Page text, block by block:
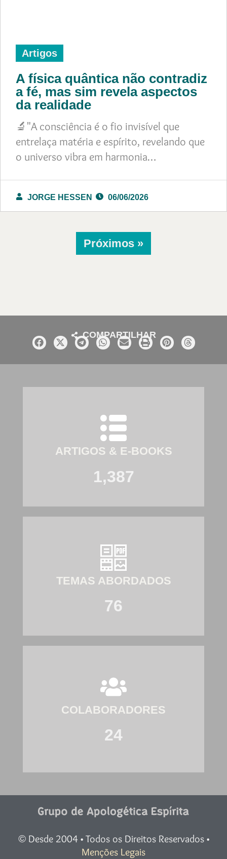
Artigos
A física quântica não contradiz
a fé, mas sim revela aspectos
da realidade
🔬"A consciência é o fio invisível que
entrelaça matéria e espírito, revelando que
o universo vibra em harmonia…
JORGE HESSEN 06/06/2026
Próximos »
COMPARTILHAR
ARTIGOS & E-BOOKS
1,387
TEMAS ABORDADOS
76
COLABORADORES
24
©Desde 2004 • Todos os Direitos Reservados •
Menções Legais